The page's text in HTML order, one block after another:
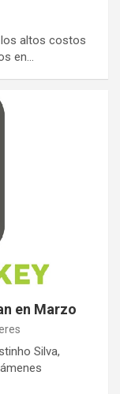
los altos costos
en…
en Marzo
Silva,